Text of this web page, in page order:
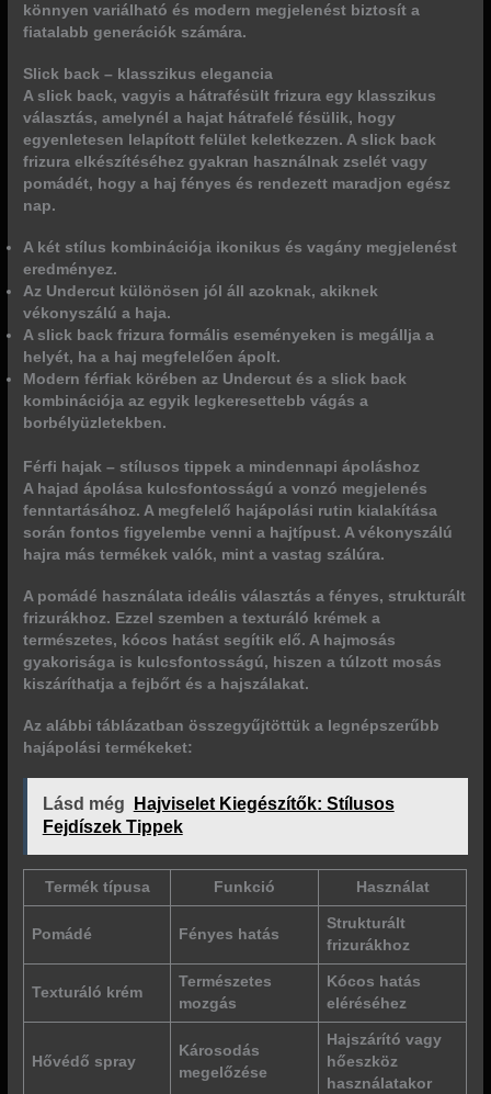
könnyen variálható és modern megjelenést biztosít a
fiatalabb generációk számára.
Slick back – klasszikus elegancia
A slick back, vagyis a hátrafésült frizura egy klasszikus
választás, amelynél a hajat hátrafelé fésülik, hogy
egyenletesen lelapított felület keletkezzen. A slick back
frizura elkészítéséhez gyakran használnak zselét vagy
pomádét, hogy a haj fényes és rendezett maradjon egész
nap.
A két stílus kombinációja ikonikus és vagány megjelenést
eredményez.
Az Undercut különösen jól áll azoknak, akiknek
vékonyszálú a haja.
A slick back frizura formális eseményeken is megállja a
helyét, ha a haj megfelelően ápolt.
Modern férfiak körében az Undercut és a slick back
kombinációja az egyik legkeresettebb vágás a
borbélyüzletekben.
Férfi hajak – stílusos tippek a mindennapi ápoláshoz
A hajad ápolása kulcsfontosságú a vonzó megjelenés
fenntartásához. A megfelelő hajápolási rutin kialakítása
során fontos figyelembe venni a hajtípust. A vékonyszálú
hajra más termékek valók, mint a vastag szálúra.
A pomádé használata ideális választás a fényes, strukturált
frizurákhoz. Ezzel szemben a texturáló krémek a
természetes, kócos hatást segítik elő. A hajmosás
gyakorisága is kulcsfontosságú, hiszen a túlzott mosás
kiszáríthatja a fejbőrt és a hajszálakat.
Az alábbi táblázatban összegyűjtöttük a legnépszerűbb
hajápolási termékeket:
Lásd még
Hajviselet Kiegészítők: Stílusos
Fejdíszek Tippek
Termék típusa Funkció Használat
Pomádé Fényes hatás
Strukturált
frizurákhoz
Texturáló krém
Természetes
mozgás
Kócos hatás
eléréséhez
Hővédő spray
Károsodás
megelőzése
Hajszárító vagy
hőeszköz
használatakor